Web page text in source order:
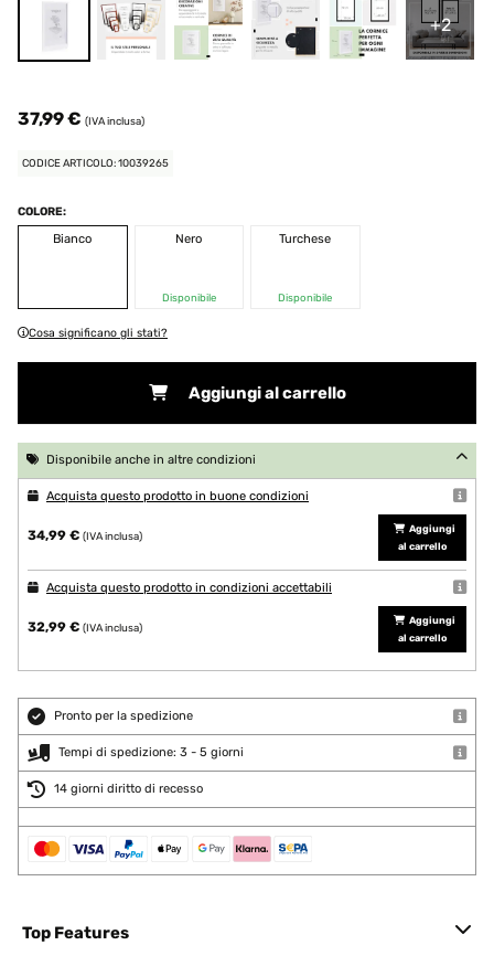
+2
37,99 € (IVA inclusa)
CODICE ARTICOLO: 10039265
COLORE:
Bianco
Nero
Disponibile
Turchese
Disponibile
Cosa significano gli stati?
Aggiungi al carrello
Disponibile anche in altre condizioni
Acquista questo prodotto in buone condizioni
34,99 € (IVA inclusa)
Aggiungi
al carrello
Acquista questo prodotto in condizioni accettabili
32,99 € (IVA inclusa)
Aggiungi
al carrello
Pronto per la spedizione
Tempi di spedizione: 3 - 5 giorni
14 giorni diritto di recesso
Top Features